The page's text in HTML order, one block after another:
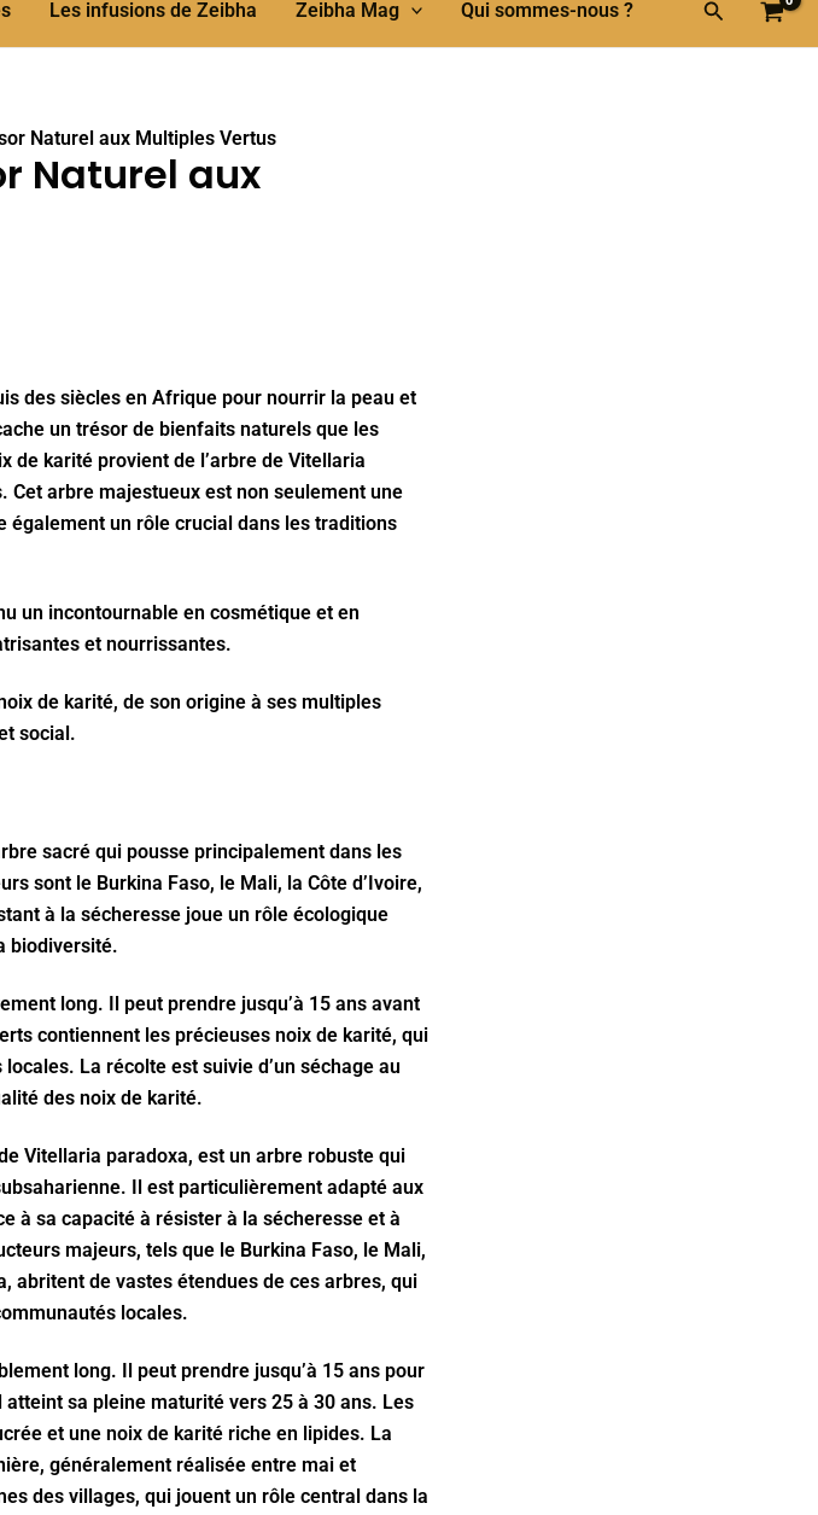
Les infusions de Zeibha Zeibha Mag Qui sommes-nous ? Rechercher
Naturel aux Multiples Vertus
Naturel aux
des siècles en Afrique pour nourrir la peau et
un trésor de bienfaits naturels que les
de karité provient de l’arbre de Vitellaria
Cet arbre majestueux est non seulement une
également un rôle crucial dans les traditions
un incontournable en cosmétique et en
et nourrissantes.
de karité, de son origine à ses multiples
social.
sacré qui pousse principalement dans les
sont le Burkina Faso, le Mali, la Côte d’Ivoire,
à la sécheresse joue un rôle écologique
biodiversité.
long. Il peut prendre jusqu’à 15 ans avant
contiennent les précieuses noix de karité, qui
La récolte est suivie d’un séchage au
des noix de karité.
Vitellaria paradoxa, est un arbre robuste qui
Il est particulièrement adapté aux
à sa capacité à résister à la sécheresse et à
majeurs, tels que le Burkina Faso, le Mali,
abritent de vastes étendues de ces arbres, qui
locales.
long. Il peut prendre jusqu’à 15 ans pour
sa pleine maturité vers 25 à 30 ans. Les
et une noix de karité riche en lipides. La
généralement réalisée entre mai et
des villages, qui jouent un rôle central dans la